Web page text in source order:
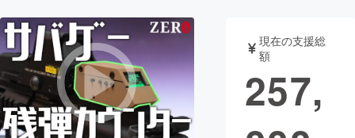
アート・写真 音楽
テクノロジー・ガジェット ゲーム・サ
映像・映画
現在の支援総
額
257,